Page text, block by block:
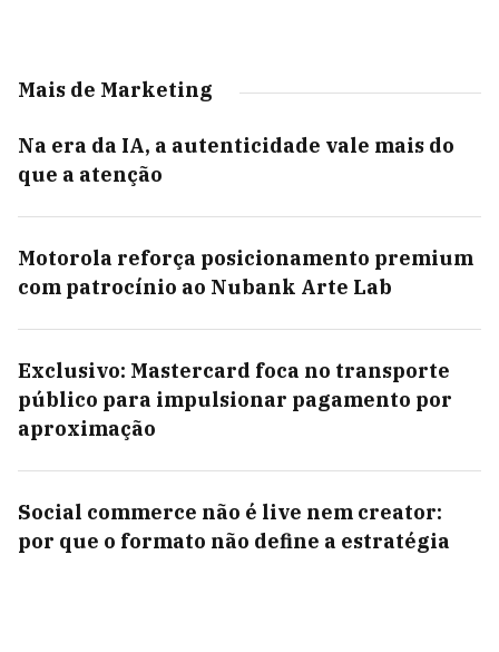
Mais de Marketing
Na era da IA, a autenticidade vale mais do
que a atenção
Motorola reforça posicionamento premium
com patrocínio ao Nubank Arte Lab
Exclusivo: Mastercard foca no transporte
público para impulsionar pagamento por
aproximação
Social commerce não é live nem creator:
por que o formato não define a estratégia